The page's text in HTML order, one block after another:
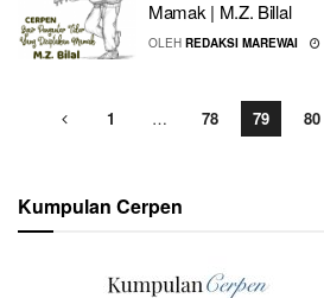
Mamak | M.Z. Billal
OLEH REDAKSI MAREWAI
1 … 78 79 80
Kumpulan Cerpen